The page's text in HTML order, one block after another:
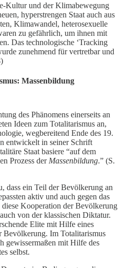
Kultur und der Klimabewegung
hyperstrengen Staat auch aus
Klimawandel, heterosexuelle
zu gefährlich, um ihnen mit
Das technologische ‘Tracking
zunehmend für vertretbar und
Massenbildung
des Phänomens einerseits an
Ideen zum Totalitarismus an,
wegbereitend Ende des 19.
entwickelt in seiner Schrift
Staat basiere “auf dem
Prozess der Massenbildung.” (S.
dass ein Teil der Bevölkerung an
aktiv und auch gegen das
Kooperation der Bevölkerung
von der klassischen Diktatur.
Elite mit Hilfe eines
Bevölkerung. Im Totalitarismus
gewissermaßen mit Hilfe des
selbst.